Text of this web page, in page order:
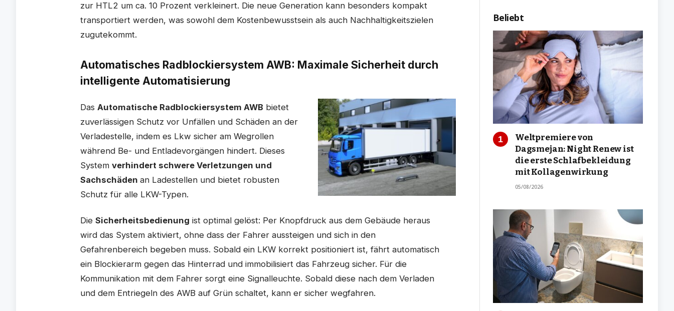
zur HTL2 um ca. 10 Prozent verkleinert. Die neue Generation kann besonders kompakt
transportiert werden, was sowohl dem Kostenbewusstsein als auch Nachhaltigkeitszielen
zugutekommt.
Automatisches Radblockiersystem AWB: Maximale Sicherheit durch
intelligente Automatisierung
DasAutomatische Radblockiersystem AWB bietet
zuverlässigen Schutz vor Unfällen und Schäden an der
Verladestelle, indem es Lkw sicher am Wegrollen
während Be- und Entladevorgängen hindert. Dieses
Systemverhindert schwere Verletzungen und
Sachschäden an Ladestellen und bietet robusten
Schutz für alle LKW-Typen.
DieSicherheitsbedienung ist optimal gelöst: Per Knopfdruck aus dem Gebäude heraus
wird das System aktiviert, ohne dass der Fahrer aussteigen und sich in den
Gefahrenbereich begeben muss. Sobald ein LKW korrekt positioniert ist, fährt automatisch
ein Blockierarm gegen das Hinterrad und immobilisiert das Fahrzeug sicher. Für die
Kommunikation mit dem Fahrer sorgt eine Signalleuchte. Sobald diese nach dem Verladen
und dem Entriegeln des AWB auf Grün schaltet, kann er sicher wegfahren.
Beliebt
Weltpremiere von
Dagsmejan: Night Renew ist
die erste Schlafbekleidung
mit Kollagenwirkung
05/08/2026